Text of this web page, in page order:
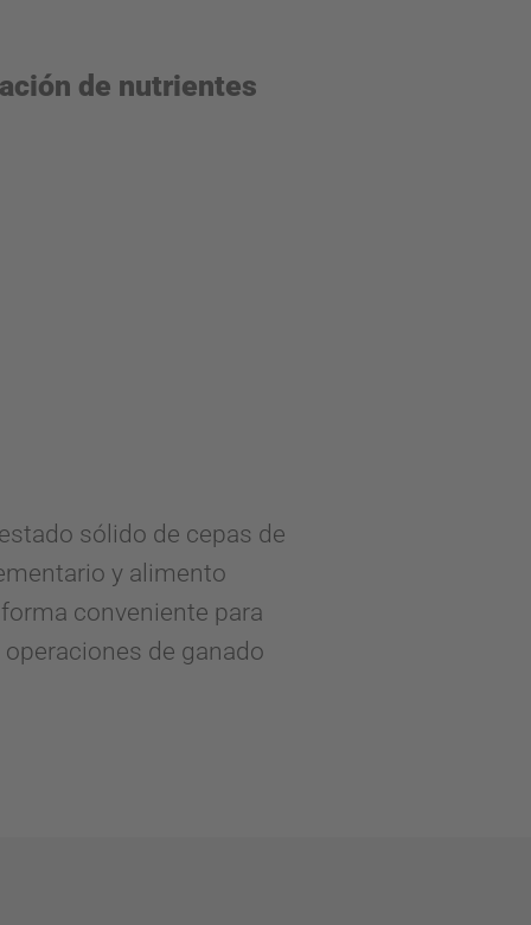
de nutrientes
sólido de cepas de
y alimento
conveniente para
de ganado